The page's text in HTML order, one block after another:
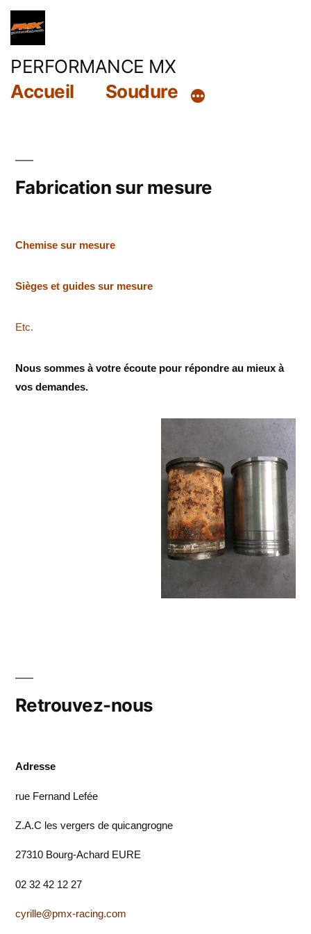
Aller
contenu
PERFORMANCE MX
Accueil
Soudure
Fabrication sur mesure
Chemise sur mesure
Sièges et guides sur mesure
Etc.
Nous sommes à votre écoute pour répondre au mieux à
vos demandes.
Retrouvez-nous
Adresse
rue Fernand Lefée
Z.A.C les vergers de quicangrogne
27310 Bourg-Achard EURE
02 32 42 12 27
cyrille@pmx-racing.com